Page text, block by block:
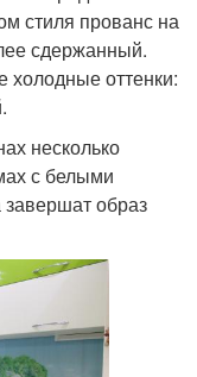
стиля прованс на
сдержанный.
холодные оттенки:
несколько
с белыми
завершат образ